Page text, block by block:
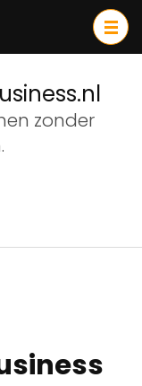
zonder